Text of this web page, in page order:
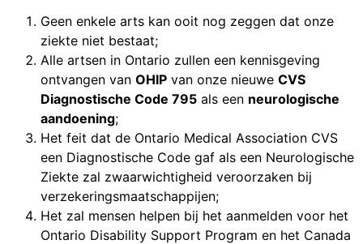
Geen enkele arts kan ooit nog zeggen dat onze
ziekte niet bestaat;
Alle artsen in Ontario zullen een kennisgeving
ontvangen van OHIP van onze nieuwe CVS
Diagnostische Code 795 als een neurologische
aandoening;
Het feit dat de Ontario Medical Association CVS
een Diagnostische Code gaf als een Neurologische
Ziekte zal zwaarwichtigheid veroorzaken bij
verzekeringsmaatschappijen;
Het zal mensen helpen bij het aanmelden voor het
Ontario Disability Support Program en het Canada